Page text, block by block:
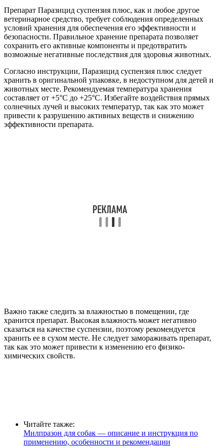
Препарат Паразицид суспензия плюс, как и любое другое
ветеринарное средство, требует соблюдения определенных
условий хранения для обеспечения его эффективности и
безопасности. Правильное хранение препарата позволяет
сохранить его активные компоненты и предотвратить
возможные негативные последствия для здоровья животных.
Согласно инструкции, Паразицид суспензия плюс следует
хранить в оригинальной упаковке, в недоступном для детей и
животных месте. Рекомендуемая температура хранения
составляет от +5°C до +25°C. Избегайте воздействия прямых
солнечных лучей и высоких температур, так как это может
привести к разрушению активных веществ и снижению
эффективности препарата.
Важно также следить за влажностью в помещении, где
хранится препарат. Высокая влажность может негативно
сказаться на качестве суспензии, поэтому рекомендуется
хранить ее в сухом месте. Не следует замораживать препарат,
так как это может привести к изменению его физико-
химических свойств.
Читайте также:
Милпразон для собак — описание и инструкция по
применению, особенности и рекомендации